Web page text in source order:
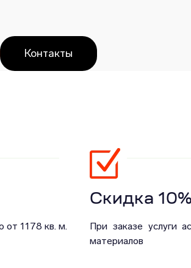
Контакты
от 1178 кв. м.
Скидка 10%
При заказе услуги
материалов